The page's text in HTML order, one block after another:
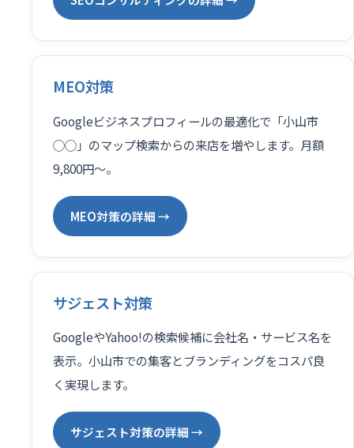
MEO対策
Googleビジネスプロフィールの最適化で「小山市
◯◯」のマップ検索からの来店を増やします。月額
9,800円〜。
MEO対策の詳細 →
サジェスト対策
GoogleやYahoo!の検索候補に会社名・サービス名を
表示。小山市での集客とブランディングをコスパ良
く実現します。
サジェスト対策の詳細 →